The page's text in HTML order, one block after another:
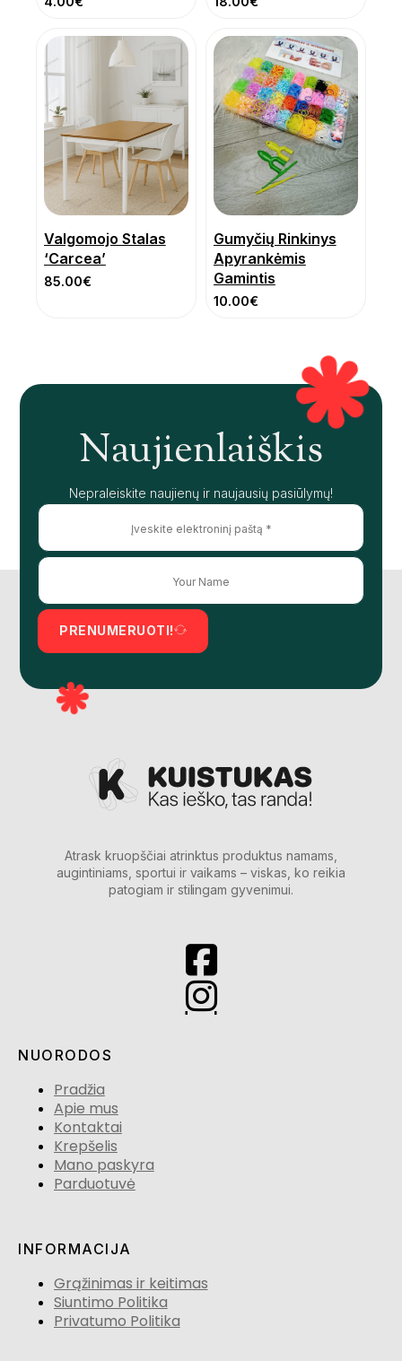
Valgomojo Stalas
‘Carcea’
85.00€
Gumyčių Rinkinys
Apyrankėmis
Gamintis
10.00€
Naujienlaiškis
Nepraleiskite naujienų ir naujausių pasiūlymų!
PRENUMERUOTI!
Atrask kruopščiai atrinktus produktus namams,
augintiniams, sportui ir vaikams – viskas, ko reikia
patogiam ir stilingam gyvenimui.
NUORODOS
Pradžia
Apie mus
Kontaktai
Krepšelis
Mano paskyra
Parduotuvė
INFORMACIJA
Grąžinimas ir keitimas
Siuntimo Politika
Privatumo Politika